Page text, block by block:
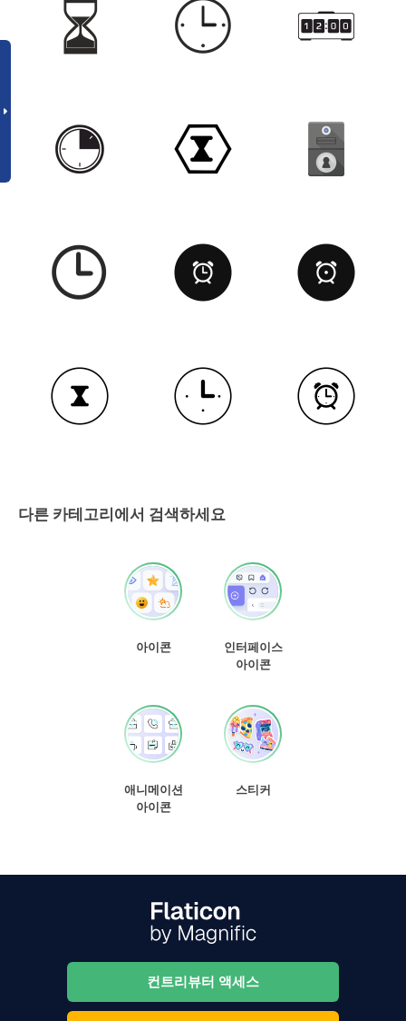
다른 카테고리에서 검색하세요
아이콘
인터페이스
아이콘
애니메이션
아이콘
스티커
컨트리뷰터 액세스